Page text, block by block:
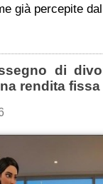
già percepite
di
rendita fissa